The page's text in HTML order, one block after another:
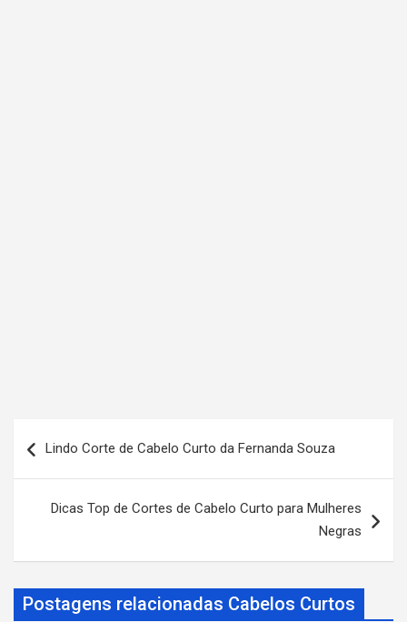
ç
Lindo Corte de Cabelo Curto da Fernanda Souza
Dicas Top de Cortes de Cabelo Curto para Mulheres
Negras
Postagens relacionadas Cabelos Curtos